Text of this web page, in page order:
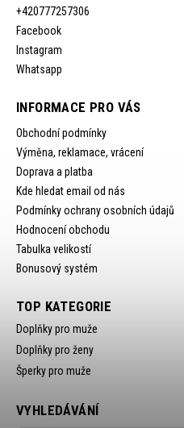
+420777257306
Facebook
Instagram
Whatsapp
INFORMACE PRO VÁS
Obchodní podmínky
Výměna, reklamace, vrácení
Doprava a platba
Kde hledat email od nás
Podmínky ochrany osobních údajů
Hodnocení obchodu
Tabulka velikostí
Bonusový systém
TOP KATEGORIE
Doplňky pro muže
Doplňky pro ženy
Šperky pro muže
VYHLEDÁVÁNÍ